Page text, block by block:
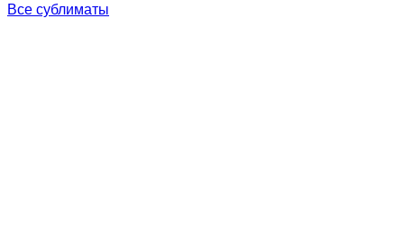
Все сублиматы